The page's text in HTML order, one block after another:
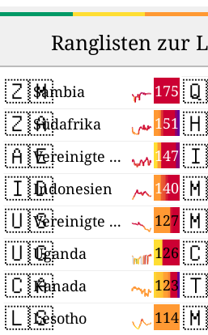
Ranglisten zur
🇿🇲 175
Sambia
🇿🇦 151
Südafrika
🇦🇪 147
Vereinigte Arabische Emirate
🇮🇩 140
Indonesien
🇺🇸 127
Vereinigte Staaten
🇺🇬 126
Uganda
🇨🇦 123
Kanada
🇱🇸 114
Lesotho